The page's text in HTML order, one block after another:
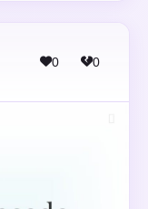
0 0